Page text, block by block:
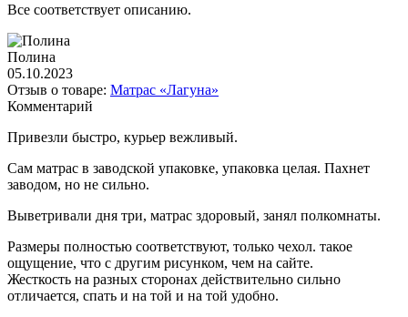
Все соответствует описанию.
Полина
05.10.2023
Отзыв о товаре: Матрас «Лагуна»
Комментарий
Привезли быстро, курьер вежливый.
Сам матрас в заводской упаковке, упаковка целая. Пахнет
заводом, но не сильно.
Выветривали дня три, матрас здоровый, занял полкомнаты.
Размеры полностью соответствуют, только чехол. такое
ощущение, что с другим рисунком, чем на сайте.
Жесткость на разных сторонах действительно сильно
отличается, спать и на той и на той удобно.